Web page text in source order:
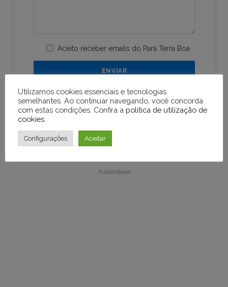
Aceito receber emails do Pará Terra Boa
Publicidade
Publicidade
Utilizamos cookies essenciais e tecnologias
semelhantes. Ao continuar navegando, você concorda
com estas condições. Confira a política de utilização de
cookies
Configurações Aceitar